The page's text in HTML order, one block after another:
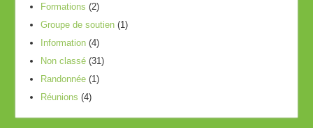
Formations (2)
Groupe de soutien (1)
Information (4)
Non classé (31)
Randonnée (1)
Réunions (4)